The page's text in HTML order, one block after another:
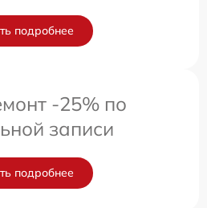
подробнее
-25% по
записи
подробнее